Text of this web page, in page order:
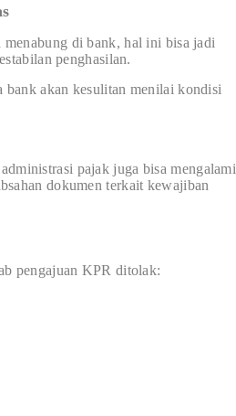
menabung di bank, hal ini bisa jadi
penghasilan.
bank akan kesulitan menilai kondisi
pajak juga bisa mengalami
dokumen terkait kewajiban
pengajuan KPR ditolak: